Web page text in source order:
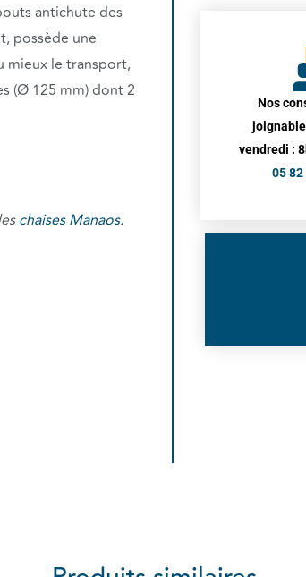
antichute des
possède une
mieux le transport,
(Ø 125 mm) dont 2
chaises Manaos.
Nos
vendredi :
05 82